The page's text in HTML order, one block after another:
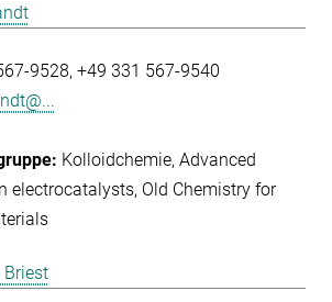
9528 +49 331 567-9540
Kolloidchemie Advanced
electrocatalysts Old Chemistry for